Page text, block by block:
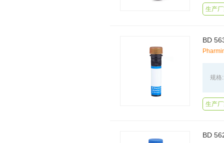
生产
BD
规格:
生产
BD